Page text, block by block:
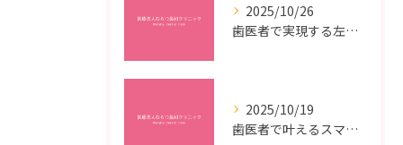
2025/10/26
歯医者で実現する左右対称治療のポイントと矯正治療選びの疑問解決ガイド
2025/10/19
歯医者で叶えるスマイルメイクオーバーなら福岡県福岡市博多区博多駅前の最新矯正治療解説